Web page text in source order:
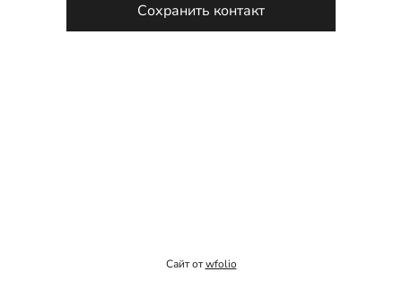
Сохранить контакт
Сайт отwfolio